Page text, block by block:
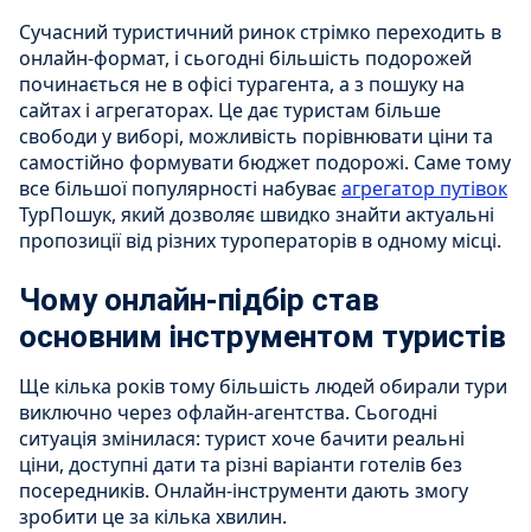
Сучасний туристичний ринок стрімко переходить в
онлайн-формат, і сьогодні більшість подорожей
починається не в офісі турагента, а з пошуку на
сайтах і агрегаторах. Це дає туристам більше
свободи у виборі, можливість порівнювати ціни та
самостійно формувати бюджет подорожі. Саме тому
все більшої популярності набуваєагрегатор путівок
ТурПошук, який дозволяє швидко знайти актуальні
пропозиції від різних туроператорів в одному місці.
Чому онлайн-підбір став
основним інструментом туристів
Ще кілька років тому більшість людей обирали тури
виключно через офлайн-агентства. Сьогодні
ситуація змінилася: турист хоче бачити реальні
ціни, доступні дати та різні варіанти готелів без
посередників. Онлайн-інструменти дають змогу
зробити це за кілька хвилин.